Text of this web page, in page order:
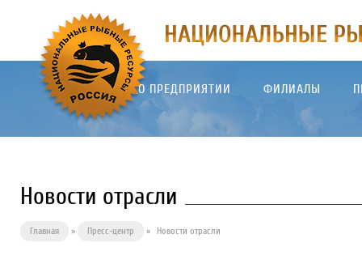
О ПРЕДПРИЯТИИ ФИЛИАЛЫ
Новости отрасли
Главная » Пресс-центр » Новости отрасли